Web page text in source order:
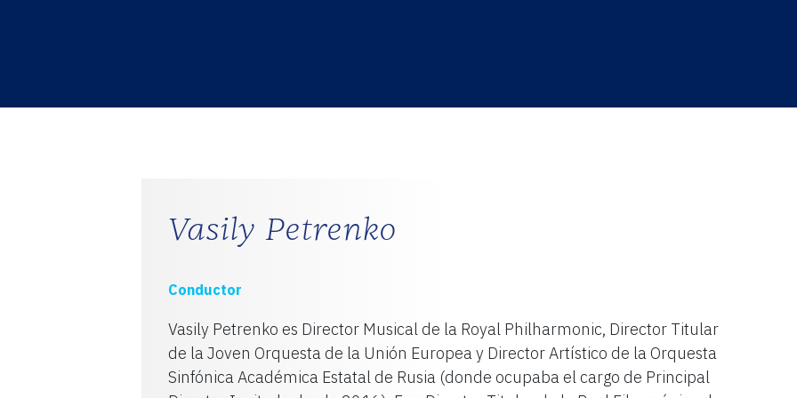
Vasily Petrenko
Conductor
Vasily Petrenko es Director Musical de la Royal Philharmonic, Director Titular
de la Joven Orquesta de la Unión Europea y Director Artístico de la Orquesta
Sinfónica Académica Estatal de Rusia (donde ocupaba el cargo de Principal